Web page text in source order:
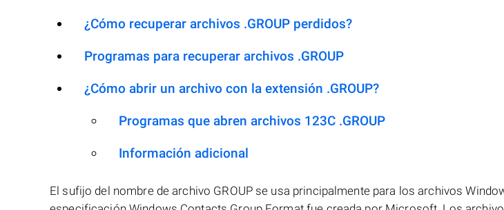
¿Cómo recuperar archivos .GROUP perdidos?
Programas para recuperar archivos .GROUP
¿Cómo abrir un archivo con la extensión .GROUP?
Programas que abren archivos 123C .GROUP
Información adicional
El sufijo del nombre de archivo GROUP se usa principalmente para los archivos